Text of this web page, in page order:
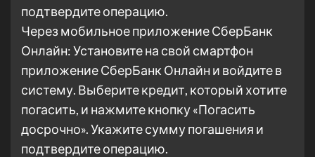
подтвердите операцию.
Через мобильное приложение СберБанк
Онлайн: Установите на свой смартфон
приложение СберБанк Онлайн и войдите в
систему. Выберите кредит, который хотите
погасить, и нажмите кнопку «Погасить
досрочно». Укажите сумму погашения и
подтвердите операцию.